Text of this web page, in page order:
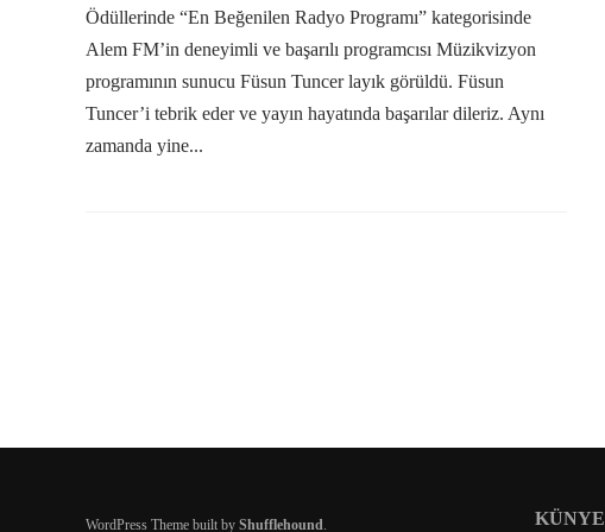
Ödüllerinde “En Beğenilen Radyo Programı” kategorisinde
Alem FM’in deneyimli ve başarılı programcısı Müzikvizyon
programının sunucu Füsun Tuncer layık görüldü. Füsun
Tuncer’i tebrik eder ve yayın hayatında başarılar dileriz. Aynı
zamanda yine...
WordPress Theme built by Shufflehound. KÜNYE